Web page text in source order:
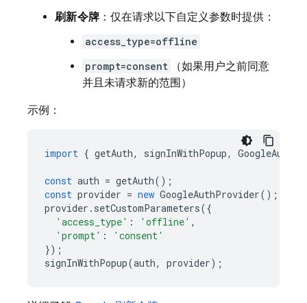
刷新令牌 ：仅在请求以下自定义参数时提供：
access_type=offline
prompt=consent
（如果用户之前同意
并且未请求新的范围）
示例：
import { getAuth, signInWithPopup,
const auth = getAuth();
const provider = new GoogleAuthProvider();
provider . setCustomParameters({
'access_type' : 'offline' ,
'prompt' :
'consent'
});
signInWithPopup(auth, provider);